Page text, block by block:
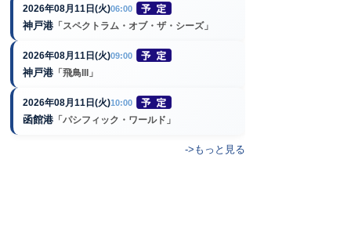
2026年08月11日(火)06:00
神戸港 「スペクトラム・オブ・ザ・シーズ」
2026年08月11日(火)09:00
神戸港 「飛鳥III」
2026年08月11日(火)10:00
函館港 「パシフィック・ワールド」
->もっと見る